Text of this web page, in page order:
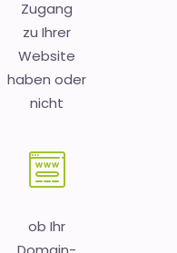
Zugang
zu Ihrer
Website
haben oder
nicht
ob Ihr